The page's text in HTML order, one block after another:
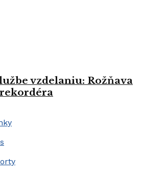
vzdelaniu: Rožňava